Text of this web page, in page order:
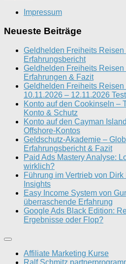
Impressum
Neueste Beiträge
Geldhelden Freiheits Reisen
Erfahrungsbericht
Geldhelden Freiheits Reisen
Erfahrungen & Fazit
Geldhelden Freiheits
10.11.2026 – 12.11.2026 Test
Konto auf den Cookinseln –
Konto & Schutz
Konto auf den Cayman
Offshore-Kontos
Geldschutz-Akademie –
Erfahrungsbericht & Fazit
Paid Ads Mastery Analyse:
wirklich?
Führung im Vertrieb von
Insights
Easy Income System von
überraschende Erfahrung
Google Ads Black Edition:
Ergebnisse oder Flop?
Affiliate Marketing Kurse
Ralf Schmitz